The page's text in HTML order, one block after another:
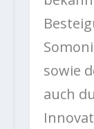
sowie
auch